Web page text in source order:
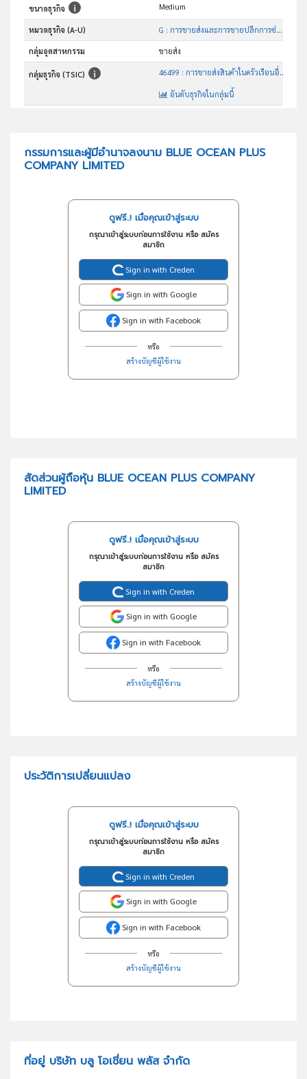
ขนาดธุรกิจ Medium
หมวดธุรกิจ (A-U) G : การขายส่งและการขายปลีกการซ่อมยานยนต์และ จักรยานยนต์
กลุ่มอุตสาหกรรม ขายส่ง
กลุ่มธุรกิจ (TSIC) 46499 : การขายส่งสินค้าในครัวเรือนอื่นๆซึ่งมิได้จัดประเภทไว้ในที่อื่น
อันดับธุรกิจในกลุ่มนี้
กรรมการและผู้มีอำนาจลงนาม BLUE OCEAN PLUS
COMPANY LIMITED
ดูฟรี..! เมื่อคุณเข้าสู่ระบบ
กรุณาเข้าสู่ระบบก่อนการใช้งาน หรือ สมัคร
สมาชิก
Sign in with Creden
Sign in with Google
Sign in with Facebook
หรือ
สร้างบัญชีผู้ใช้งาน
สัดส่วนผู้ถือหุ้น BLUE OCEAN PLUS COMPANY
LIMITED
ดูฟรี..! เมื่อคุณเข้าสู่ระบบ
กรุณาเข้าสู่ระบบก่อนการใช้งาน หรือ สมัคร
สมาชิก
Sign in with Creden
Sign in with Google
Sign in with Facebook
หรือ
สร้างบัญชีผู้ใช้งาน
ประวัติการเปลี่ยนแปลง
ดูฟรี..! เมื่อคุณเข้าสู่ระบบ
กรุณาเข้าสู่ระบบก่อนการใช้งาน หรือ สมัคร
สมาชิก
Sign in with Creden
Sign in with Google
Sign in with Facebook
หรือ
สร้างบัญชีผู้ใช้งาน
ที่อยู่ บริษัท บลู โอเชี่ยน พลัส จำกัด